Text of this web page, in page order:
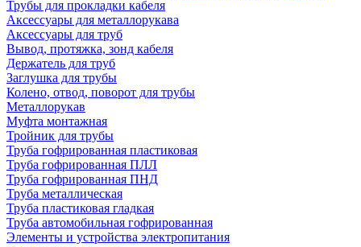
Трубы для прокладки кабеля
Аксессуары для металлорукава
Аксессуары для труб
Вывод, протяжка, зонд кабеля
Держатель для труб
Заглушка для трубы
Колено, отвод, поворот для трубы
Металлорукав
Муфта монтажная
Тройник для трубы
Труба гофрированная пластиковая
Труба гофрированная ПЛЛ
Труба гофрированная ПНД
Труба металлическая
Труба пластиковая гладкая
Труба автомобильная гофрированная
Элементы и устройства электропитания